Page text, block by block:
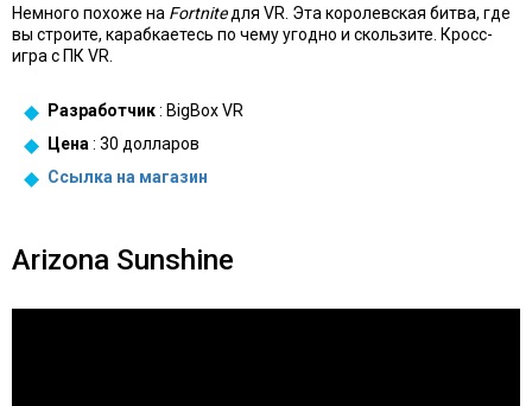
Немного похоже на Fortniteдля VR. Эта королевская битва, где
вы строите, карабкаетесь по чему угодно и скользите. Кросс-
игра с ПК VR.
Разработчик: BigBox VR
Цена: 30 долларов
Ссылка на магазин
Arizona Sunshine